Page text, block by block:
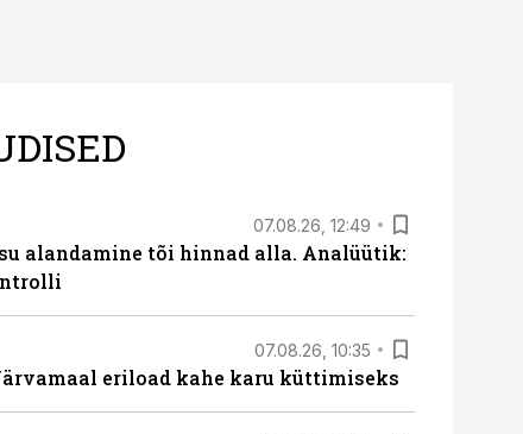
07.08.26, 12:49
alandamine tõi hinnad alla. Analüütik:
07.08.26, 10:35
eriload kahe karu küttimiseks